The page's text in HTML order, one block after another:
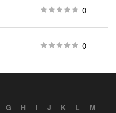
0
0
G H I J K L
M